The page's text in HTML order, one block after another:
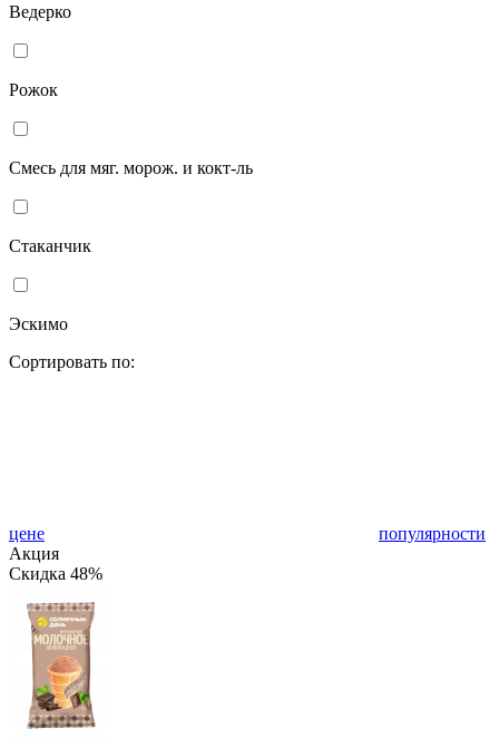
Ведерко
Рожок
Смесь для мяг. морож. и кокт-ль
Стаканчик
Эскимо
Сортировать по:
цене
популярности
Акция
Скидка 48%